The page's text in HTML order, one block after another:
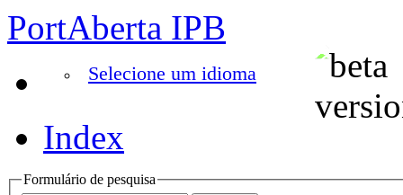
PortAberta IPB
Selecione um idioma
Index
Formulário de pesquisa